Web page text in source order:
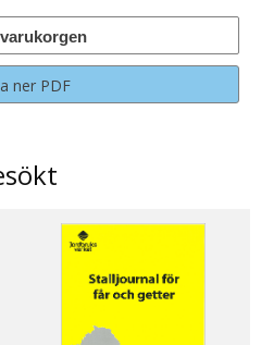
ner PDF